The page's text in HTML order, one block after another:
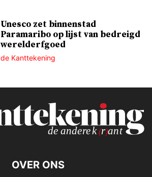
Unesco zet binnenstad
Paramaribo op lijst van bedreigd
werelderfgoed
de Kanttekening
OVER ONS